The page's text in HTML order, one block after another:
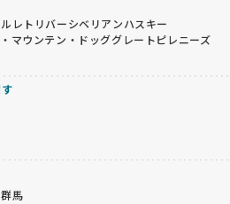
レトリバーシベリアンハスキー
マウンテン・ドッググレートピレニーズ
群馬